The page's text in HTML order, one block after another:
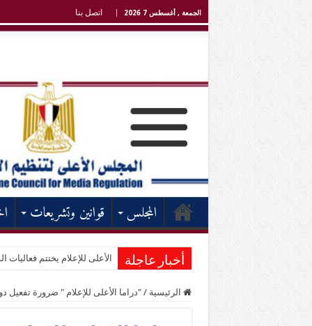
الجمعة , أغسطس 7 2026 اتصل بنا
المجلس قوانين وتشريعات
أخبار عاجلة الأعلى للإعلام يختتم فعاليات
الرئيسية / "دراما الأعلى للإعلام " ضرورة تفعيل